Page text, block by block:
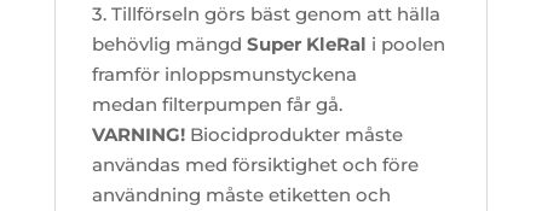
3. Tillförseln görs bäst genom att hälla
behövlig mängd Super KleRal i poolen
framför inloppsmunstyckena
medan filterpumpen får gå.
VARNING! Biocidprodukter måste
användas med försiktighet och före
användning måste etiketten och